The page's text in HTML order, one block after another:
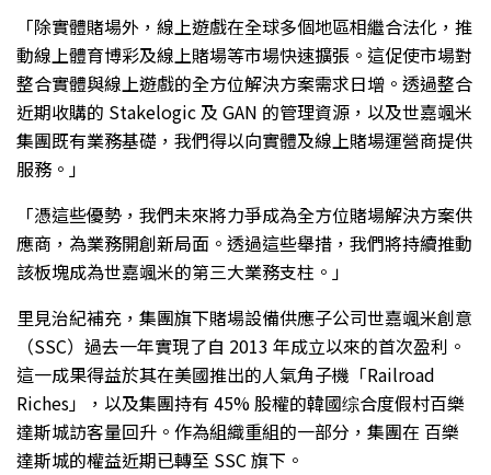
「除實體賭場外，線上遊戲在全球多個地區相繼合法化，推
動線上體育博彩及線上賭場等市場快速擴張。這促使市場對
整合實體與線上遊戲的全方位解決方案需求日增。透過整合
近期收購的 Stakelogic 及 GAN 的管理資源，以及世嘉颯米
集團既有業務基礎，我們得以向實體及線上賭場運營商提供
服務。」
「憑這些優勢，我們未來將力爭成為全方位賭場解決方案供
應商，為業務開創新局面。透過這些舉措，我們將持續推動
該板塊成為世嘉颯米的第三大業務支柱。」
里見治紀補充，集團旗下賭場設備供應子公司世嘉颯米創意
（SSC）過去一年實現了自 2013 年成立以來的首次盈利。
這一成果得益於其在美國推出的人氣角子機「Railroad
Riches」，以及集團持有 45% 股權的韓國综合度假村百樂
達斯城訪客量回升。作為組織重組的一部分，集團在 百樂
達斯城的權益近期已轉至 SSC 旗下。